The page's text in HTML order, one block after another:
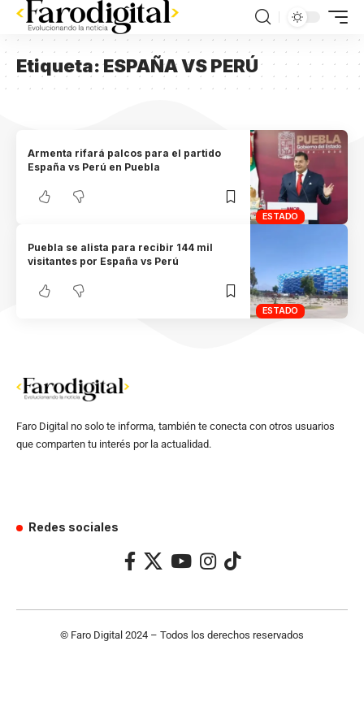
Etiqueta:ESPAÑA VS PERÚ
ESTADO
Armenta rifará palcos para el partido
España vs Perú en Puebla
ESTADO
Puebla se alista para recibir 144 mil
visitantes por España vs Perú
Faro Digital no solo te informa, también te conecta con otros usuarios
que comparten tu interés por la actualidad.
Redes sociales
© Faro Digital 2024 – Todos los derechos reservados